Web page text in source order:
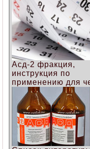
Асд-2 фракция,
инструкция по
применению для